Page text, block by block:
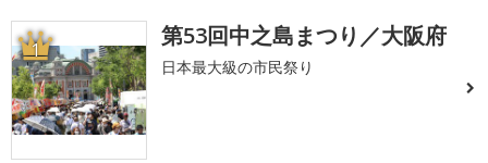
1 第53回中之島まつり／大阪府
日本最大級の市民祭り